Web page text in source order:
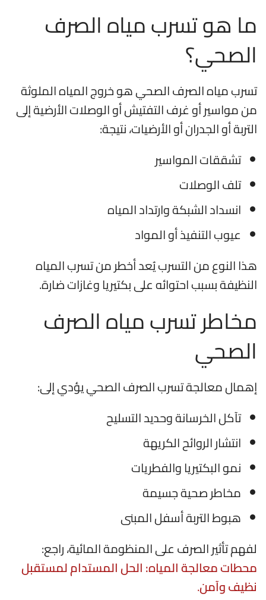
ما هو تسرب مياه الصرف
الصحي؟
تسرب مياه الصرف الصحي هو خروج المياه الملوثة
من مواسير أو غرف التفتيش أو الوصلات الأرضية إلى
التربة أو الجدران أو الأرضيات، نتيجة:
تشققات المواسير
تلف الوصلات
انسداد الشبكة وارتداد المياه
عيوب التنفيذ أو المواد
هذا النوع من التسرب يُعد أخطر من تسرب المياه
النظيفة بسبب احتوائه على بكتيريا وغازات ضارة.
مخاطر تسرب مياه الصرف
الصحي
إهمال معالجة تسرب الصرف الصحي يؤدي إلى:
تآكل الخرسانة وحديد التسليح
انتشار الروائح الكريهة
نمو البكتيريا والفطريات
مخاطر صحية جسيمة
هبوط التربة أسفل المبنى
لفهم تأثير الصرف على المنظومة المائية، راجع:
محطات معالجة المياه: الحل المستدام لمستقبل
نظيف وآمن.